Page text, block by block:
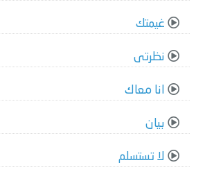
غيمتك
نظرتى
انا معاك
بيان
لا تستسلم